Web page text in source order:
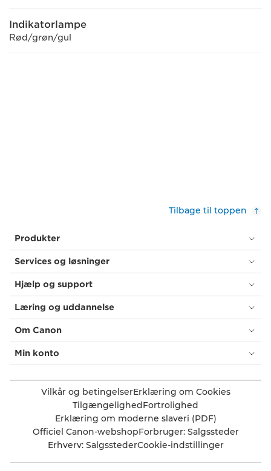
Indikatorlampe
Rød/grøn/gul
Tilbage til toppen
Produkter
Services og løsninger
Hjælp og support
Læring og uddannelse
Om Canon
Min konto
Vilkår og betingelserErklæring om Cookies
TilgængelighedFortrolighed
Erklæring om moderne slaveri (PDF)
Officiel Canon-webshopForbruger: Salgssteder
Erhverv: SalgsstederCookie-indstillinger